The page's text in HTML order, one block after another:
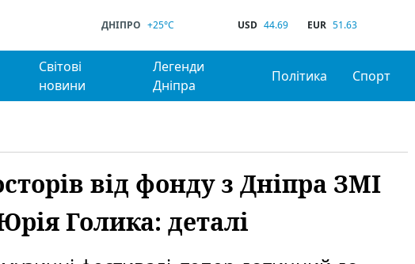
ДНІПРО +25°C USD 44.69 EUR 51.63
Світові
новини
Легенди
Дніпра
Політика Спорт
від фонду з Дніпра ЗМІ
Голика: деталі